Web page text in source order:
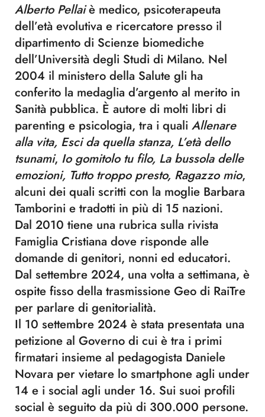
Alberto Pellaiè medico, psicoterapeuta
dell’età evolutiva e ricercatore presso il
dipartimento di Scienze biomediche
dell’Università degli Studi di Milano. Nel
2004 il ministero della Salute gli ha
conferito la medaglia d’argento al merito in
Sanità pubblica. È autore di molti libri di
parenting e psicologia, tra i quali Allenare
alla vita, Esci da quella stanza, L’età dello
tsunami, Io gomitolo tu filo, La bussola delle
emozioni, Tutto troppo presto, Ragazzo mio,
alcuni dei quali scritti con la moglie Barbara
Tamborini e tradotti in più di 15 nazioni.
Dal 2010 tiene una rubrica sulla rivista
Famiglia Cristiana dove risponde alle
domande di genitori, nonni ed educatori.
Dal settembre 2024, una volta a settimana, è
ospite fisso della trasmissione Geo di RaiTre
per parlare di genitorialità.
Il 10 settembre 2024 è stata presentata una
petizione al Governo di cui è tra i primi
firmatari insieme al pedagogista Daniele
Novara per vietare lo smartphone agli under
14 e i social agli under 16. Sui suoi profili
social è seguito da più di 300.000 persone.